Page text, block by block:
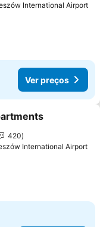
International Airport
Ver preços
aos favoritos
420
International Airport